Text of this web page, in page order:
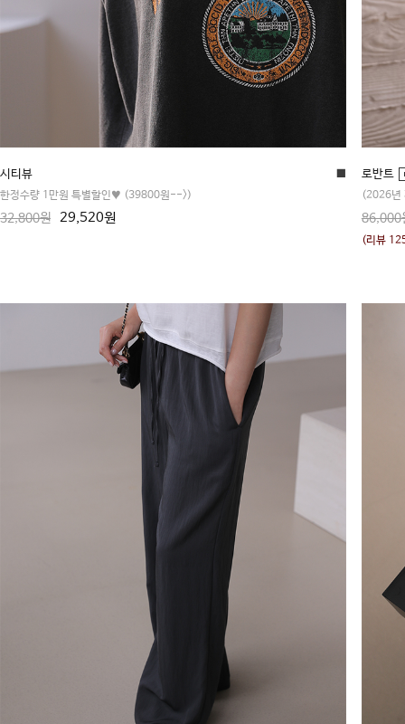
시티뷰
한정수량 1만원 특별할인♥ (39800원-->)
32,800원 29,520원
■ 로반트
(2026년
86,000
(리뷰